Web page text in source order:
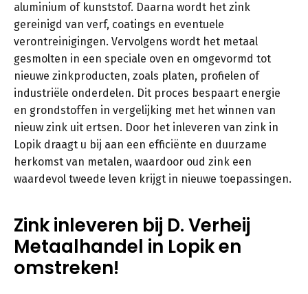
aluminium of kunststof. Daarna wordt het zink
gereinigd van verf, coatings en eventuele
verontreinigingen. Vervolgens wordt het metaal
gesmolten in een speciale oven en omgevormd tot
nieuwe zinkproducten, zoals platen, profielen of
industriële onderdelen. Dit proces bespaart energie
en grondstoffen in vergelijking met het winnen van
nieuw zink uit ertsen. Door het inleveren van zink in
Lopik draagt u bij aan een efficiënte en duurzame
herkomst van metalen, waardoor oud zink een
waardevol tweede leven krijgt in nieuwe toepassingen.
Zink inleveren bij D. Verheij
Metaalhandel in Lopik en
omstreken!